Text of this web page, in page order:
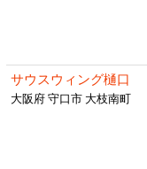
サウスウィング樋口
大阪府 守口市 大枝南町